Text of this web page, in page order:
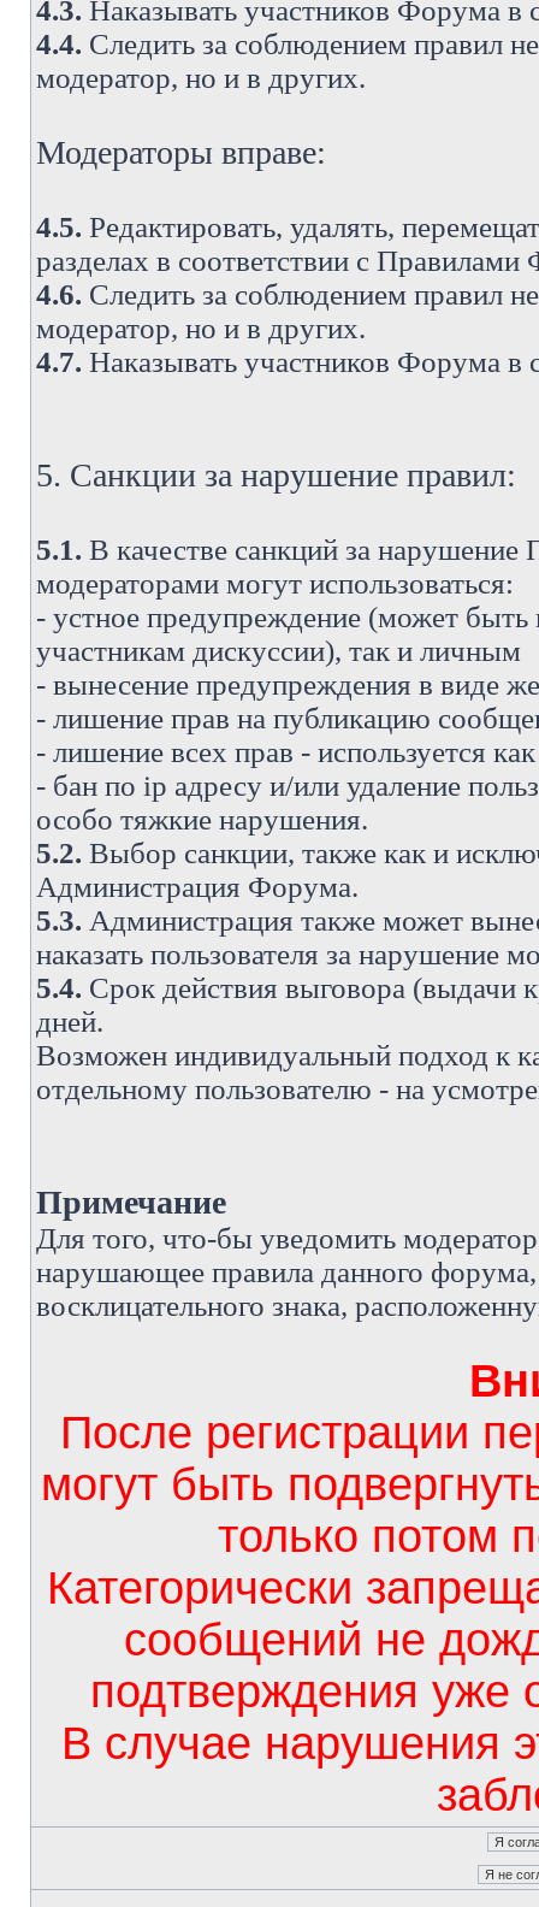
4.3. Наказывать участников Форума
4.4. Следить за соблюдением правил
модератор, но и в других.
Модераторы вправе:
4.5. Редактировать, удалять,
разделах в соответствии с
4.6. Следить за соблюдением правил
модератор, но и в других.
4.7. Наказывать участников Форума
5. Санкции за нарушение правил:
5.1. В качестве санкций за
модераторами могут использоваться:
- устное предупреждение (может
участникам дискуссии), так и личным
- вынесение предупреждения в виде
- лишение прав на публикацию
- лишение всех прав - используется
- бан по ip адресу и/или удаление
особо тяжкие нарушения.
5.2. Выбор санкции, также как и
Администрация Форума.
5.3. Администрация также может
наказать пользователя за
5.4. Срок действия выговора (выдачи
дней.
Возможен индивидуальный подход к
отдельному пользователю - на
Примечание
Для того, что-бы уведомить
нарушающее правила данного форума,
восклицательного знака,
После регистрации
могут быть
только потом
Категорически
сообщений не
подтверждения уже
В случае нарушения